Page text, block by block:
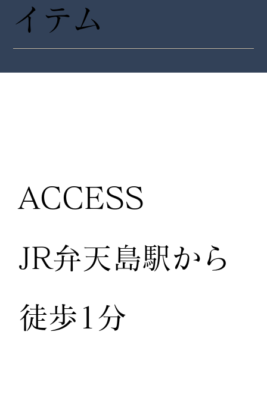
イテム
ACCESS
JR弁天島駅から
徒歩1分